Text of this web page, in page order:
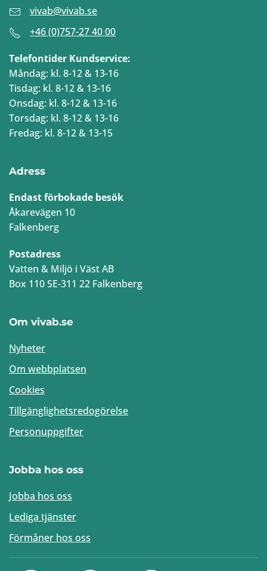
vivab@vivab.se
+46 (0)757-27 40 00
Telefontider Kundservice:
Måndag: kl. 8-12 & 13-16
Tisdag: kl. 8-12 & 13-16
Onsdag: kl. 8-12 & 13-16
Torsdag: kl. 8-12 & 13-16
Fredag: kl. 8-12 & 13-15
Adress
Endast förbokade besök
Åkarevägen 10
Falkenberg
Postadress
Vatten & Miljö i Väst AB
Box 110 SE-311 22 Falkenberg
Om vivab.se
Nyheter
Om webbplatsen
Cookies
Tillgänglighetsredogörelse
Personuppgifter
Jobba hos oss
Jobba hos oss
Lediga tjänster
Förmåner hos oss